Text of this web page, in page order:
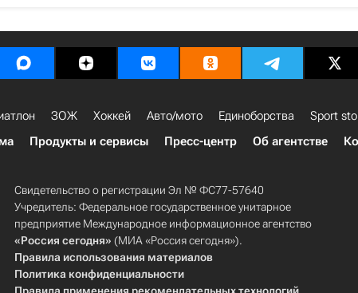
ЗОЖ Хоккей Авто/мото Единоборства Sport
Продукты и сервисы Пресс-центр Об агентстве
Свидетельство о регистрации Эл № ФС77-57640
Учредитель: Федеральное государственное унитарное
предприятие Международное информационное агентство
«Россия сегодня» (МИА «Россия сегодня»).
Правила использования материалов
Политика конфиденциальности